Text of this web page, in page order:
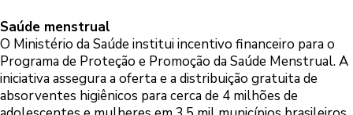
Saúde menstrual
O Ministério da Saúde institui incentivo financeiro para o
Programa de Proteção e Promoção da Saúde Menstrual. A
iniciativa assegura a oferta e a distribuição gratuita de
absorventes higiênicos para cerca de 4 milhões de